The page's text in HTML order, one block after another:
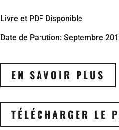
Livre et PDF Disponible
Date de Parution: Septembre
EN SAVOIR PLUS
TÉLÉCHARGER LE